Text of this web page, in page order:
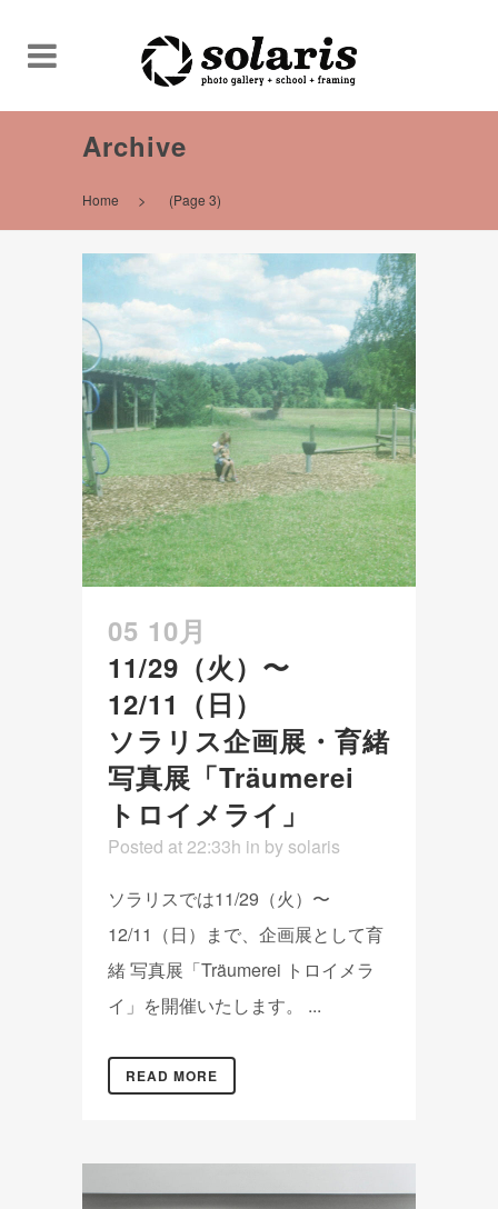
Archive
Home > (Page 3)
05 10月
11/29（火）〜
12/11（日）
ソラリス企画展・育緒
写真展「Träumerei
トロイメライ」
Posted at 22:33h in by solaris
ソラリスでは11/29（火）〜
12/11（日）まで、企画展として育
緒 写真展「Träumerei トロイメラ
イ」を開催いたします。 ...
READ MORE